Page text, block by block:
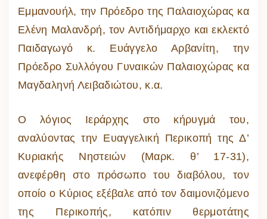
Εμμανουήλ, την Πρόεδρο της Παλαιοχώρας κα
Ελένη Μαλανδρή, τον Αντιδήμαρχο και εκλεκτό
Παιδαγωγό κ. Ευάγγελο Αρβανίτη, την
Πρόεδρο Συλλόγου Γυναικών Παλαιοχώρας κα
Μαγδαληνή Λειβαδιώτου, κ.α.
Ο λόγιος Ιεράρχης στο κήρυγμά του,
αναλύοντας την Ευαγγελική Περικοπή της Δ’
Κυριακής Νηστειών (Μαρκ. θ’ 17-31),
ανεφέρθη στο πρόσωπο του διαβόλου, τον
οποίο ο Κύριος εξέβαλε από τον δαιμονιζόμενο
της Περικοπής, κατόπιν θερμοτάτης